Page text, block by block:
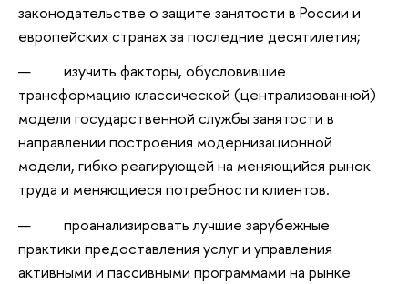
законодательстве о защите занятости в России и
европейских странах за последние десятилетия;
изучить факторы, обусловившие
трансформацию классической (централизованной)
модели государственной службы занятости в
направлении построения модернизационной
модели, гибко реагирующей на меняющийся рынок
труда и меняющиеся потребности клиентов.
проанализировать лучшие зарубежные
практики предоставления услуг и управления
активными и пассивными программами на рынке